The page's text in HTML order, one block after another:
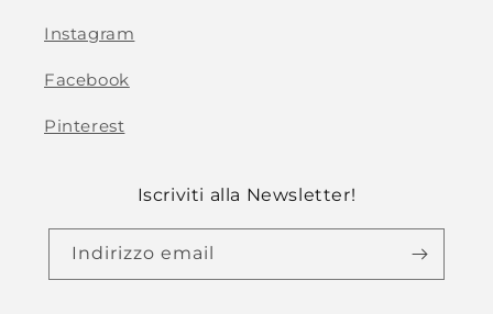
Instagram
Facebook
Pinterest
Iscriviti alla Newsletter!
Indirizzo email